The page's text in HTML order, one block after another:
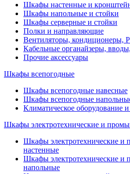
Шкафы настенные и
Шкафы напольные и стойки
Шкафы серверные и стойки
Полки и направляющие
Вентиляторы, кондиционеры,
Кабельные органайзеры,
Прочие аксеcсуары
Шкафы всепогодные
Шкафы всепогодные навесные
Шкафы всепогодные
Климатическое оборудование
Шкафы электротехнические и
Шкафы электротехнические
настенные
Шкафы электротехнические
напольные